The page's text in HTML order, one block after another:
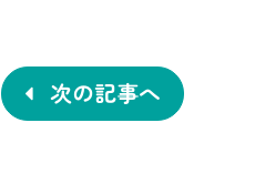
稿
ナ次の記事へ